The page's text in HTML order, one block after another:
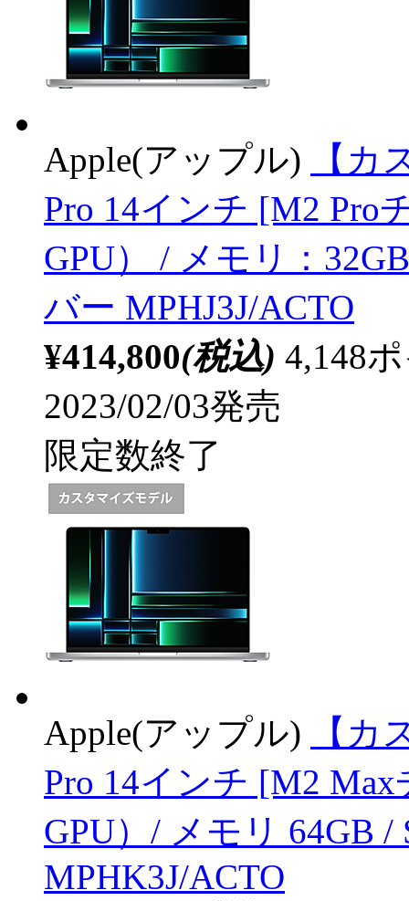
Apple(アップル)
【カ
Pro 14インチ [M2 Pro
GPU） / メモリ：
バー MPHJ3J/ACTO
¥414,800(税込) 4,148
2023/02/03発売
限定数終了
Apple(アップル)
【カ
Pro 14インチ [M2
GPU）/ メモリ 64GB
MPHK3J/ACTO